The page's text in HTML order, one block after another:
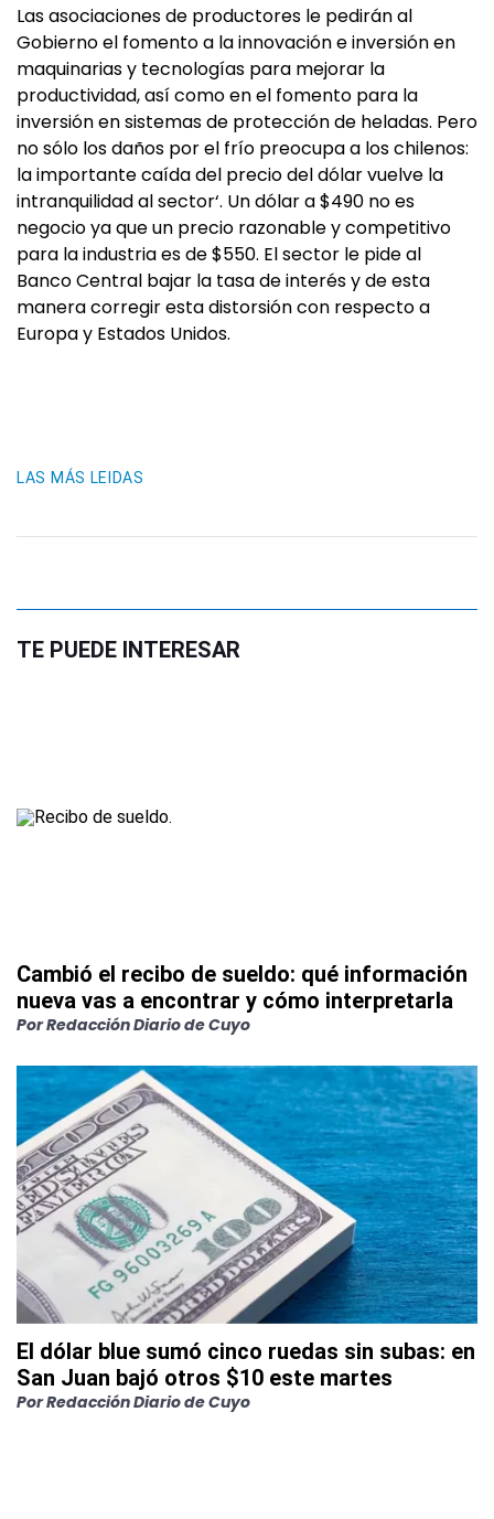
Las asociaciones de productores le pedirán al
Gobierno el fomento a la innovación e inversión en
maquinarias y tecnologías para mejorar la
productividad, así como en el fomento para la
inversión en sistemas de protección de heladas. Pero
no sólo los daños por el frío preocupa a los chilenos:
la importante caída del precio del dólar vuelve la
intranquilidad al sector‘. Un dólar a $490 no es
negocio ya que un precio razonable y competitivo
para la industria es de $550. El sector le pide al
Banco Central bajar la tasa de interés y de esta
manera corregir esta distorsión con respecto a
Europa y Estados Unidos.
LAS MÁS LEIDAS
TE PUEDE INTERESAR
Cambió el recibo de sueldo: qué información
nueva vas a encontrar y cómo interpretarla
PorRedacción Diario de Cuyo
El dólar blue sumó cinco ruedas sin subas: en
San Juan bajó otros $10 este martes
PorRedacción Diario de Cuyo